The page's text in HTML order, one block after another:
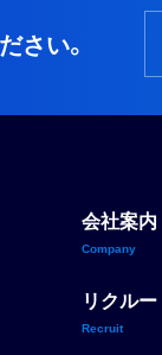
さい。
会社案内
Company
リクル
Recruit